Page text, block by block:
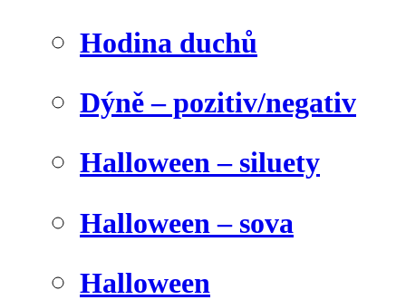
Hodina duchů
Dýně – pozitiv/negativ
Halloween – siluety
Halloween – sova
Halloween